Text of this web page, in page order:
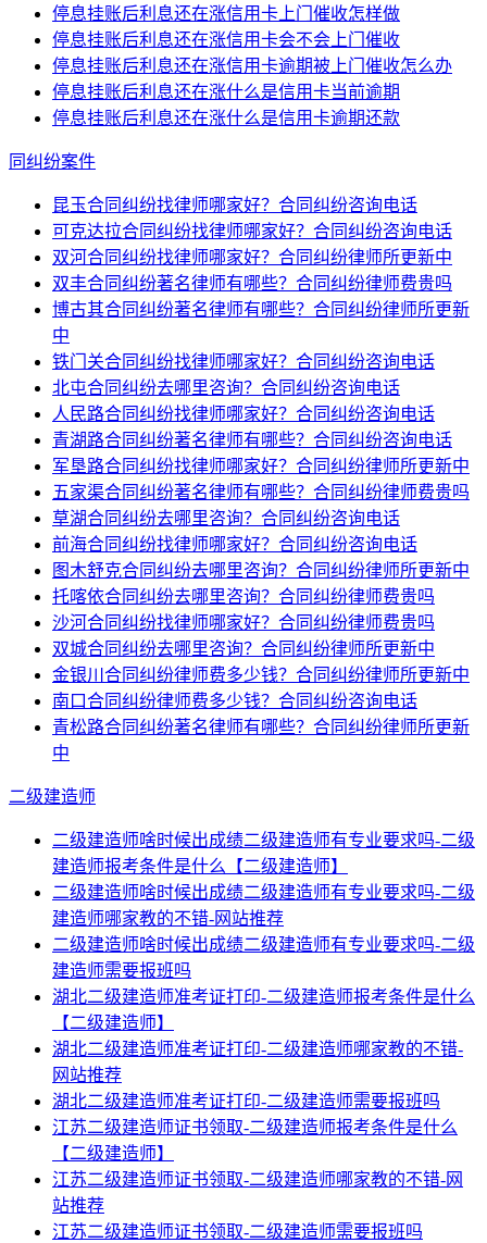
停息挂账后利息还在涨信用卡上门催收怎样做
停息挂账后利息还在涨信用卡会不会上门催收
停息挂账后利息还在涨信用卡逾期被上门催收怎么办
停息挂账后利息还在涨什么是信用卡当前逾期
停息挂账后利息还在涨什么是信用卡逾期还款
同纠纷案件
昆玉合同纠纷找律师哪家好？合同纠纷咨询电话
可克达拉合同纠纷找律师哪家好？合同纠纷咨询电话
双河合同纠纷找律师哪家好？合同纠纷律师所更新中
双丰合同纠纷著名律师有哪些？合同纠纷律师费贵吗
博古其合同纠纷著名律师有哪些？合同纠纷律师所更新
中
铁门关合同纠纷找律师哪家好？合同纠纷咨询电话
北屯合同纠纷去哪里咨询？合同纠纷咨询电话
人民路合同纠纷找律师哪家好？合同纠纷咨询电话
青湖路合同纠纷著名律师有哪些？合同纠纷咨询电话
军垦路合同纠纷找律师哪家好？合同纠纷律师所更新中
五家渠合同纠纷著名律师有哪些？合同纠纷律师费贵吗
草湖合同纠纷去哪里咨询？合同纠纷咨询电话
前海合同纠纷找律师哪家好？合同纠纷咨询电话
图木舒克合同纠纷去哪里咨询？合同纠纷律师所更新中
托喀依合同纠纷去哪里咨询？合同纠纷律师费贵吗
沙河合同纠纷找律师哪家好？合同纠纷律师费贵吗
双城合同纠纷去哪里咨询？合同纠纷律师所更新中
金银川合同纠纷律师费多少钱？合同纠纷律师所更新中
南口合同纠纷律师费多少钱？合同纠纷咨询电话
青松路合同纠纷著名律师有哪些？合同纠纷律师所更新
中
二级建造师
二级建造师啥时候出成绩二级建造师有专业要求吗-二级
建造师报考条件是什么【二级建造师】
二级建造师啥时候出成绩二级建造师有专业要求吗-二级
建造师哪家教的不错-网站推荐
二级建造师啥时候出成绩二级建造师有专业要求吗-二级
建造师需要报班吗
湖北二级建造师准考证打印-二级建造师报考条件是什么
【二级建造师】
湖北二级建造师准考证打印-二级建造师哪家教的不错-
网站推荐
湖北二级建造师准考证打印-二级建造师需要报班吗
江苏二级建造师证书领取-二级建造师报考条件是什么
【二级建造师】
江苏二级建造师证书领取-二级建造师哪家教的不错-网
站推荐
江苏二级建造师证书领取-二级建造师需要报班吗